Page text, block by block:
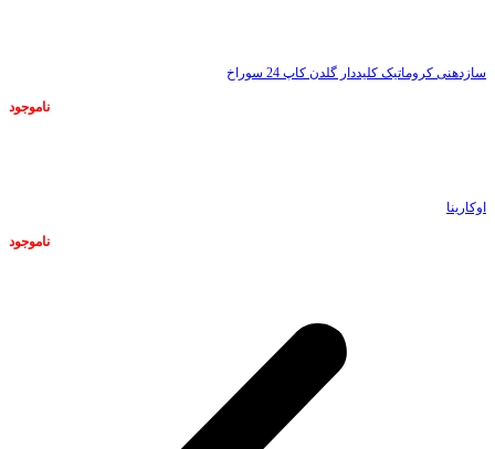
سازدهنی کروماتیک کلیددار گلدن کاپ 24 سوراخ
ناموجود
اوکارینا
ناموجود